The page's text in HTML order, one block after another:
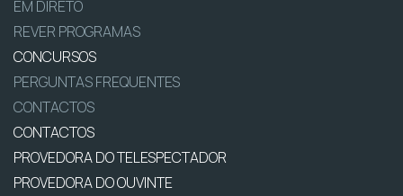
EM DIRETO
REVER PROGRAMAS
CONCURSOS
PERGUNTAS FREQUENTES
CONTACTOS
CONTACTOS
PROVEDORA DO TELESPECTADOR
PROVEDORA DO OUVINTE